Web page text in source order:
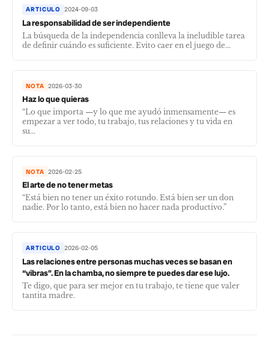
ARTICULO 2024-09-03
La responsabilidad de ser independiente
La búsqueda de la independencia conlleva la ineludible tarea
de definir cuándo es suficiente. Evito caer en el juego de...
NOTA 2026-03-30
Haz lo que quieras
“Lo que importa —y lo que me ayudó inmensamente— es
empezar a ver todo, tu trabajo, tus relaciones y tu vida en
su...
NOTA 2026-02-25
El arte de no tener metas
“Está bien no tener un éxito rotundo. Está bien ser un don
nadie. Por lo tanto, está bien no hacer nada productivo.”
ARTICULO 2026-02-05
Las relaciones entre personas muchas veces se basan en
“vibras”. En la chamba, no siempre te puedes dar ese lujo.
Te digo, que para ser mejor en tu trabajo, te tiene que valer
tantita madre.